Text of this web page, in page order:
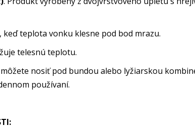
teplota vonku klesne pod bod mrazu.
telesnú teplotu.
nosiť pod bundou alebo lyžiarskou
používaní.